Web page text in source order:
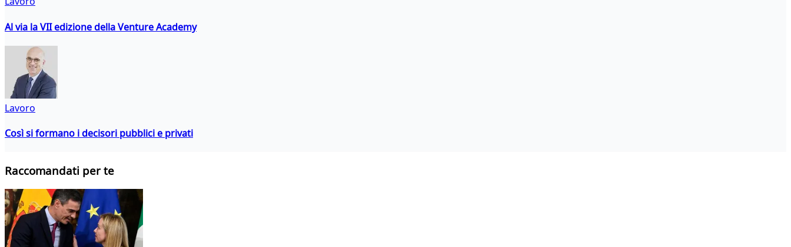
Al via la VII edizione della Venture Academy
Lavoro
Così si formano i decisori pubblici e privati
Raccomandati per te